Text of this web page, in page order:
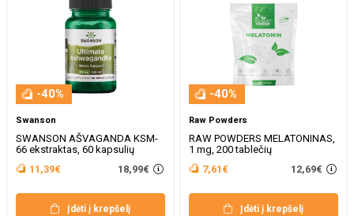
-40%
Swanson
SWANSON AŠVAGANDA KSM-
66 ekstraktas, 60 kapsulių
11,39€
18,99€
Įdėti į krepšelį
-40%
Raw Powders
RAW POWDERS MELATONINAS,
1 mg, 200 tablečių
7,61€
12,69€
Įdėti į krepšelį